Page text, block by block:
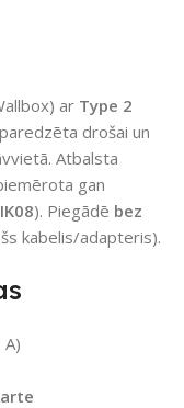
ar Type 2
drošai un
Atbalsta
gan
IK08). Piegādē bez
kabelis/adapteris).